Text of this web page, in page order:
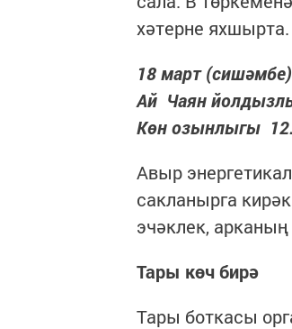
хәтерне яхшырта.
18 март
Ай Чаян
Көн озынлыгы
Авыр
сакланырга
эчәклек,
Тары көч бирә
Тары боткасы